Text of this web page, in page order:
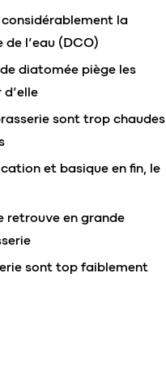
la
l’eau (DCO)
diatomée piège les
sont trop chaudes
et basique en fin, le
retrouve en grande
sont top faiblement